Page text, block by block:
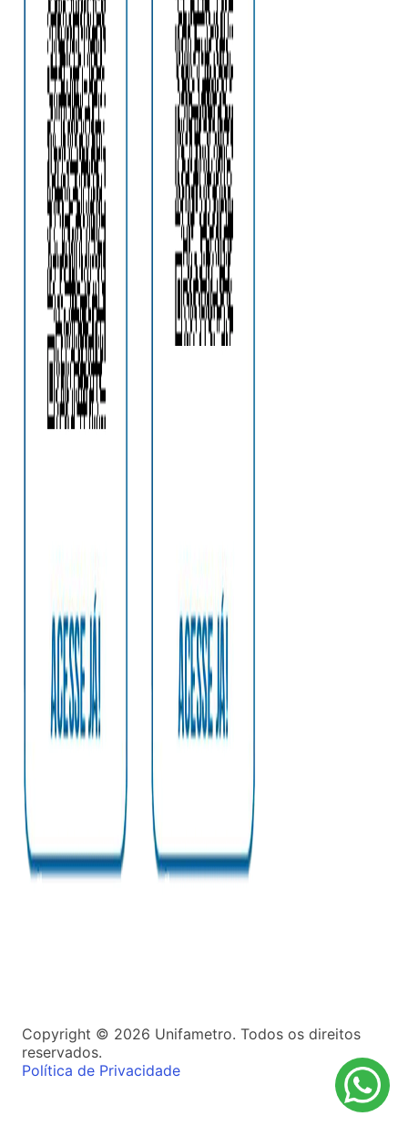
Copyright © 2026 Unifametro. Todos os direitos
reservados.
Política de Privacidade